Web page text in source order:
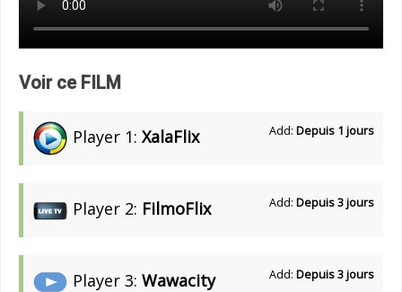
Voir ce FILM
Player 1: XalaFlix Add: Depuis 1 jours
Player 2: FilmoFlix Add: Depuis 3 jours
Player 3: Wawacity Add: Depuis 3 jours